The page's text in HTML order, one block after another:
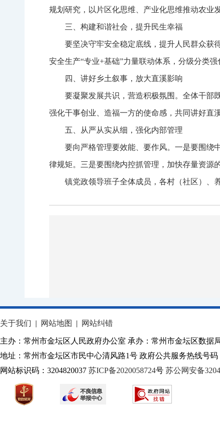
规划研究，以片区化思维、产业化思维推动农业
三、构建和谐社会，提升民生幸福
要坚决守牢安全稳定底线，提升人民群众获
安全生产“专业+基础”力量联动体系，分级分类
四、讲好乡土叙事，放大直溪影响
要凝聚发展共识，营造积极氛围。全体干部
强化干事创业、造福一方的使命感，共同讲好直
五、从严从实从细，强化内部管理
要向严格管理要效能、要作风。一是要围绕
律规矩。三是要围绕内控抓管理，加快存量资源
镇党政领导班子全体成员，各村（社区）、
关于我们 | 网站地图 | 网站纠错
主办：常州市金坛区人民政府办公室 承办：常州市金坛区数据
地址：常州市金坛区市民中心清风路1号 政府公共服务热线号码
网站标识码：3204820037 苏ICP备2020058724号 苏公网安备